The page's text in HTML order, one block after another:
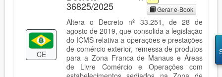
CE
36825/2025 Gerar e-Book
Altera o Decreto nº 33.251, de 28 de
agosto de 2019, que consolida a legislação
do ICMS relativa a operações e prestações
de comércio exterior, remessa de produtos
para a Zona Franca de Manaus e Áreas
de Livre Comércio e Operações com